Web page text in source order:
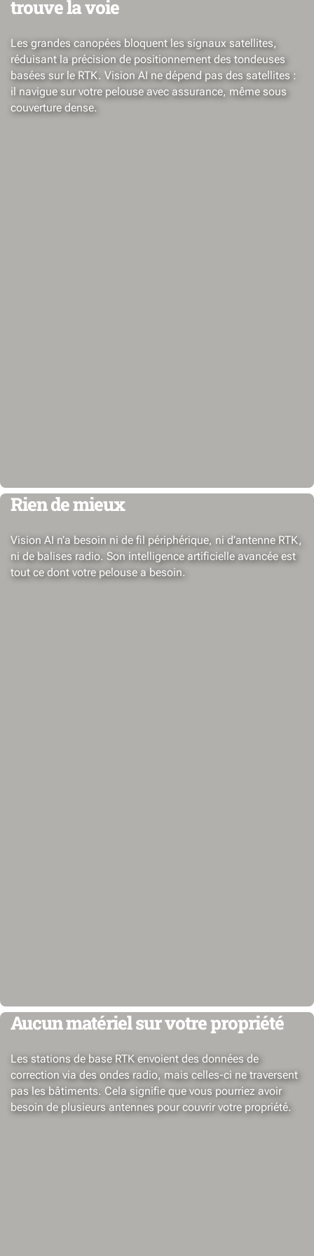
trouve la voie
Les grandes canopées bloquent les signaux satellites,
réduisant la précision de positionnement des tondeuses
basées sur le RTK. Vision AI ne dépend pas des satellites :
il navigue sur votre pelouse avec assurance, même sous
couverture dense.
Rien de mieux
Vision AI n’a besoin ni de fil périphérique, ni d’antenne RTK,
ni de balises radio. Son intelligence artificielle avancée est
tout ce dont votre pelouse a besoin.
Aucun matériel sur votre propriété
Les stations de base RTK envoient des données de
correction via des ondes radio, mais celles-ci ne traversent
pas les bâtiments. Cela signifie que vous pourriez avoir
besoin de plusieurs antennes pour couvrir votre propriété.